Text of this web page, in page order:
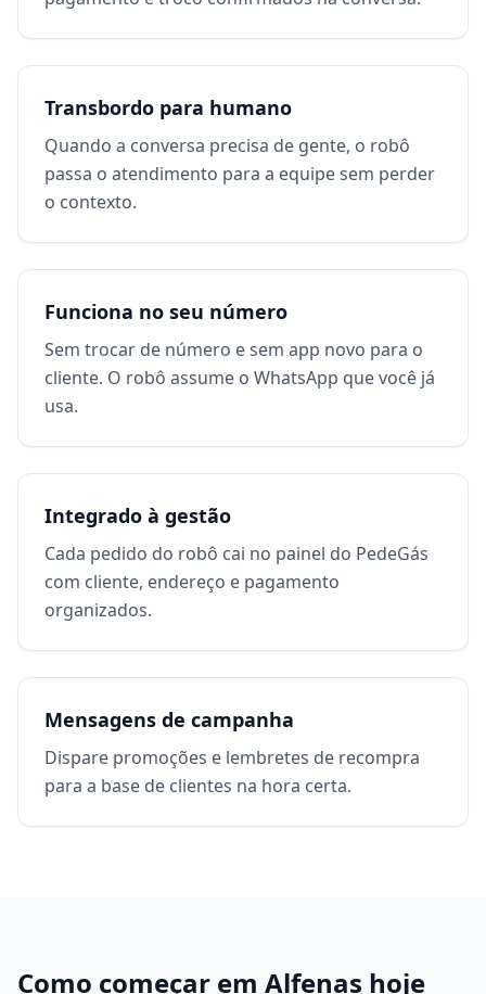
Transbordo para humano
Quando a conversa precisa de gente, o robô
passa o atendimento para a equipe sem perder
o contexto.
Funciona no seu número
Sem trocar de número e sem app novo para o
cliente. O robô assume o WhatsApp que você já
usa.
Integrado à gestão
Cada pedido do robô cai no painel do PedeGás
com cliente, endereço e pagamento
organizados.
Mensagens de campanha
Dispare promoções e lembretes de recompra
para a base de clientes na hora certa.
Como começar em Alfenas hoje